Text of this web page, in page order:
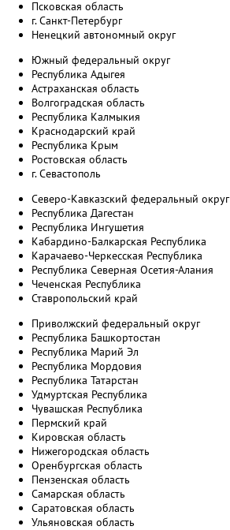
Псковская область
г. Санкт-Петербург
Ненецкий автономный округ
Южный федеральный округ
Республика Адыгея
Астраханская область
Волгоградская область
Республика Калмыкия
Краснодарский край
Республика Крым
Ростовская область
г. Севастополь
Северо-Кавказский федеральный округ
Республика Дагестан
Республика Ингушетия
Кабардино-Балкарская Республика
Карачаево-Черкесская Республика
Республика Северная Осетия-Алания
Чеченская Республика
Ставропольский край
Приволжский федеральный округ
Республика Башкортостан
Республика Марий Эл
Республика Мордовия
Республика Татарстан
Удмуртская Республика
Чувашская Республика
Пермский край
Кировская область
Нижегородская область
Оренбургская область
Пензенская область
Самарская область
Саратовская область
Ульяновская область